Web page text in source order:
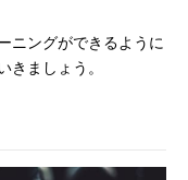
ニングができるように
きましょう。